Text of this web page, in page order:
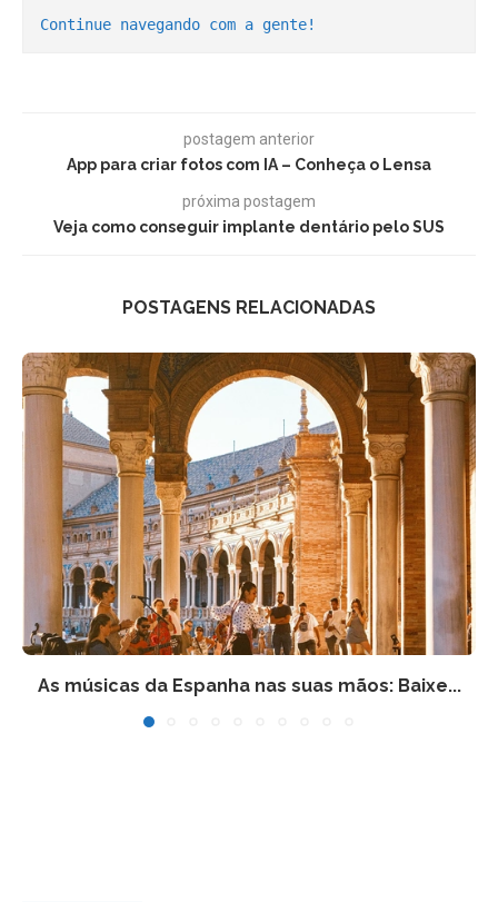
Continue navegando com a gente!
postagem anterior
App para criar fotos com IA – Conheça o Lensa
próxima postagem
Veja como conseguir implante dentário pelo SUS
POSTAGENS RELACIONADAS
As músicas da Espanha nas suas mãos: Baixe...